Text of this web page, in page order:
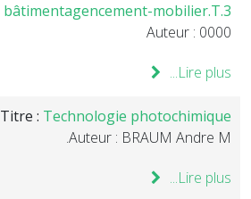
bâtimentagencement-mobilier.T.3
Auteur : 0000
Lire plus...
Titre : Technologie photochimique
Auteur : BRAUM Andre M.
Lire plus...